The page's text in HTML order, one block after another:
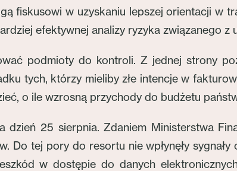
fiskusowi w uzyskaniu lepszej orientacji w
efektywnej analizy ryzyka związanego z
podmioty do kontroli. Z jednej strony
tych, którzy mieliby złe intencje w
o ile wzrosną przychody do budżetu
dzień 25 sierpnia. Zdaniem Ministerstwa
Do tej pory do resortu nie wpłynęły
w dostępie do danych